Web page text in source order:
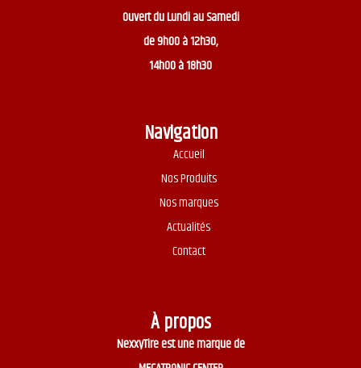
Ouvert duLundi au Samedi
de 9h00 à 12h30,
14h00 à 18h30
Navigation
Accueil
Nos Produits
Nos marques
Actualités
Contact
À propos
NexxyTire est une marque de